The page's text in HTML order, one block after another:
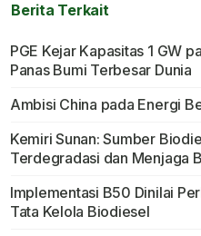
Berita Terkait
PGE Kejar Kapasitas 1 GW
Panas Bumi Terbesar Dunia
Ambisi China pada Energi
Kemiri Sunan: Sumber
Terdegradasi dan Menjaga
Implementasi B50 Dinilai
Tata Kelola Biodiesel